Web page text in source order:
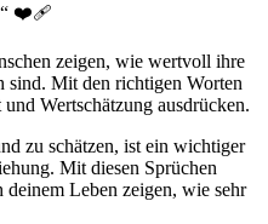
❤️‍🩹
zeigen, wie wertvoll ihre
sind. Mit den richtigen Worten
Wertschätzung ausdrücken.
zu schätzen, ist ein wichtiger
Mit diesen Sprüchen
deinem Leben zeigen, wie sehr